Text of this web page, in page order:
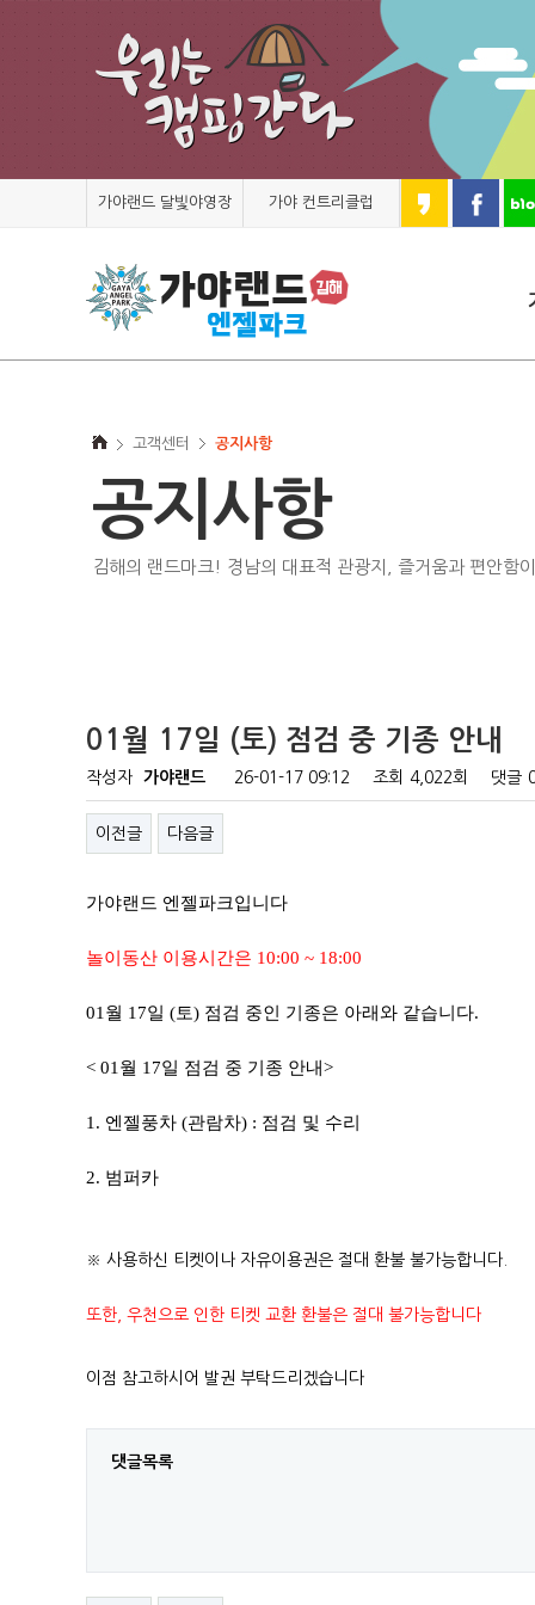
가야랜드 달빛야영장 가야 컨트리클럽
고객센터 공지사항
공지사항
김해의 랜드마크! 경남의 대표적 관광지, 즐거움과 편안함
01월 17일 (토) 점검 중 기종 안내
작성자 가야랜드 26-01-17 09:12 조회 4,022회 댓글
이전글 다음글
가야랜드 엔젤파크입니다
놀이동산 이용시간은 10:00 ~ 18:00
01월 17일 (토) 점검 중인 기종은 아래와 같습니다.
< 01월 17일 점검 중 기종 안내>
1. 엔젤풍차 (관람차) : 점검 및 수리
2. 범퍼카
※ 사용하신 티켓이나 자유이용권은 절대 환불 불가능합니다.
또한, 우천으로 인한 티켓 교환 환불은 절대 불가능합니다
이점 참고하시어 발권 부탁드리겠습니다
댓글목록